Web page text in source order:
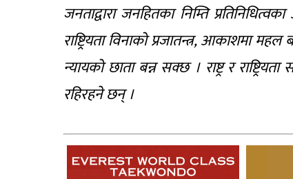
जनताद्वारा जनहितका निम्ति
राष्ट्रियता विनाको प्रजातन्त्र, आकाशमा
न्यायको छाता बन्न सक्छ । राष्ट्र र
रहिरहने छन् ।